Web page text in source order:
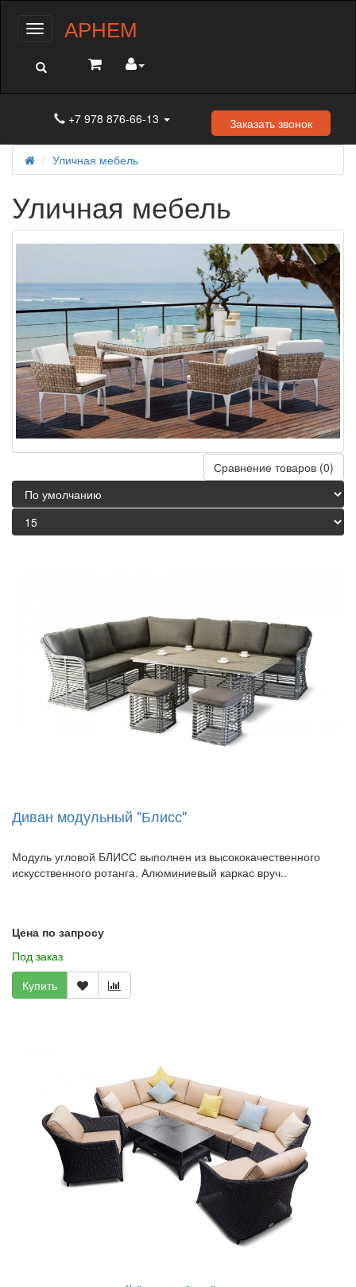
МенюАРНЕМ
+7 978 876-66-13 Заказать звонок
Уличная мебель
Уличная мебель
Сравнение товаров (0)
Диван модульный "Блисс"
Модуль угловой БЛИСС выполнен из высококачественного
искусственного ротанга. Алюминиевый каркас вруч..
Цена по запросу
Под заказ
Купить